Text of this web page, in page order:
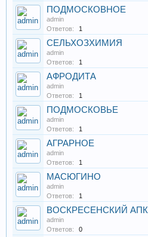
ПОДМОСКОВНОЕ
admin
Ответов:
1
СЕЛЬХОЗХИМИЯ
admin
Ответов:
1
АФРОДИТА
admin
Ответов:
1
ПОДМОСКОВЬЕ
admin
Ответов:
1
АГРАРНОЕ
admin
Ответов:
1
МАСЮГИНО
admin
Ответов:
1
ВОСКРЕСЕНСКИЙ АПК
admin
Ответов:
0